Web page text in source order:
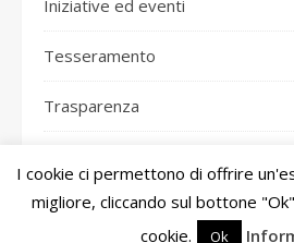
Iniziative ed eventi
Tesseramento
Trasparenza
Ashe Tema di WP
I cookie ci permettono di offrire
migliore, cliccando sul bottone
cookie.
Ok